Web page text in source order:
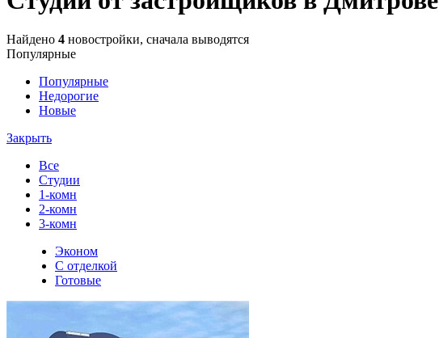
Найдено 4 новостройки, сначала выводятся
Популярные
Популярные
Недорогие
Новые
Закрыть
Все
Студии
1-комн
2-комн
3-комн
Эконом
С отделкой
Готовые